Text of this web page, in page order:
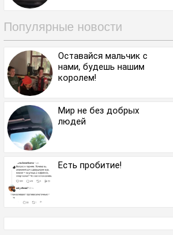
Популярные новости
Оставайся мальчик с
нами, будешь нашим
королем!
Мир не без добрых
людей
Есть пробитие!